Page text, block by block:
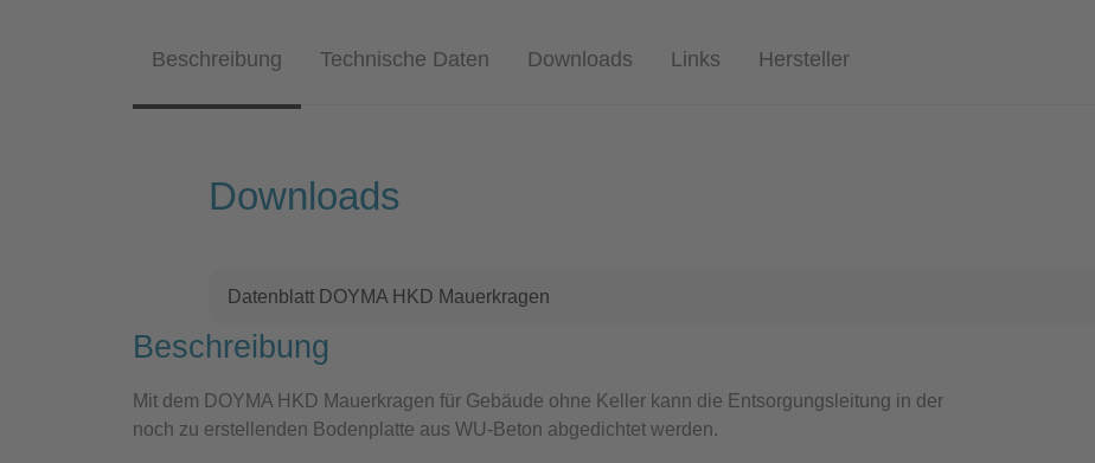
Beschreibung Technische Daten Downloads Links Hersteller
Downloads
Datenblatt DOYMA HKD Mauerkragen
Beschreibung
Mit dem DOYMA HKD Mauerkragen für Gebäude ohne Keller kann die Entsorgungsleitung in der
noch zu erstellenden Bodenplatte aus WU-Beton abgedichtet werden.